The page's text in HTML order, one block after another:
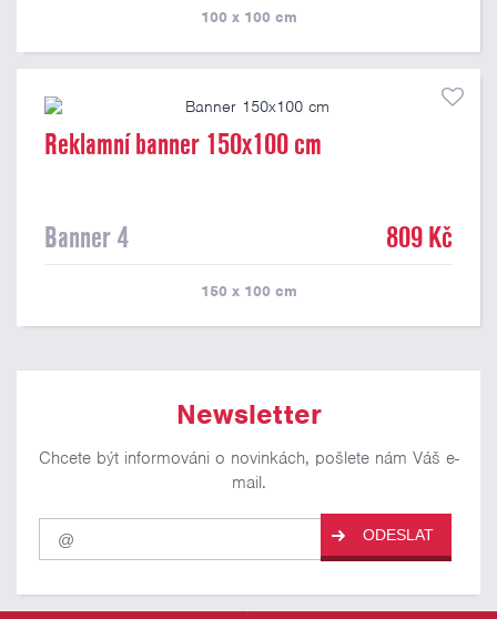
100 x 100 cm
Reklamní banner 150x100 cm
Banner 4 809 Kč
150 x 100 cm
Newsletter
Chcete být informováni o novinkách, pošlete nám Váš e-
mail.
Pro
odběr
našich
ODESLAT